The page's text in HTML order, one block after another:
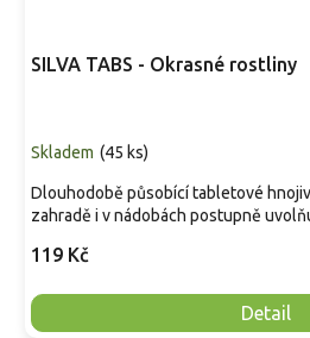
SILVA TABS - Okrasné rostliny
Skladem (45 ks)
119 Kč
Detail
Dlouhodobě působící tabletové
zahradě i v nádobách postupně